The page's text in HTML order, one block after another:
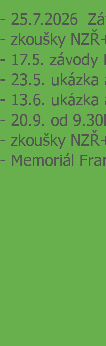
- 25.7.2026
- zkoušky NZŘ
- 17.5. závody
- 23.5. ukázka
- 13.6. ukázka
- 20.9. od
- zkoušky NZŘ
- Memoriál F